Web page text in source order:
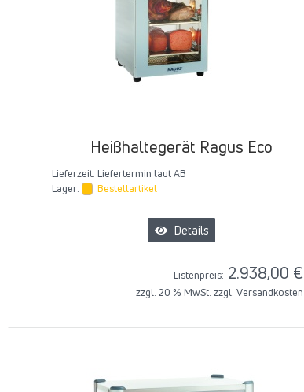
Heißhaltegerät Ragus Eco
Lieferzeit: Liefertermin laut AB
Lager:
Bestellartikel
Details
Listenpreis: 2.938,00 €
zzgl. 20 % MwSt. zzgl.Versandkosten